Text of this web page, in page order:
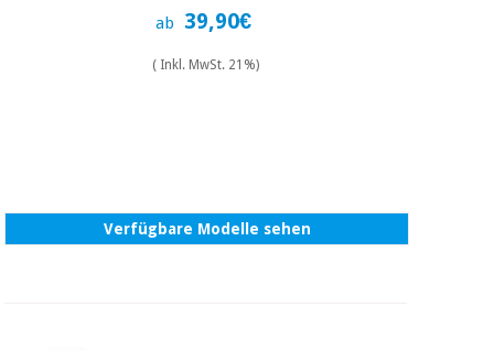
ab 39,90€
( Inkl. MwSt. 21%)
Verfügbare Modelle sehen